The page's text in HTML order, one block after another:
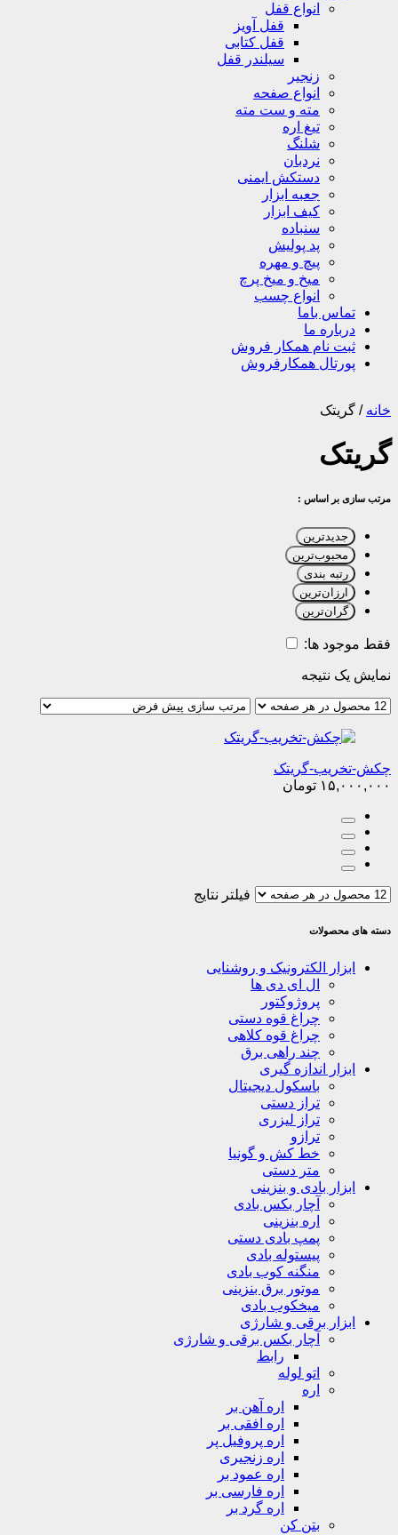
انواع قفل
قفل آویز
قفل کتابی
سیلندر قفل
زنجیر
انواع صفحه
مته و ست مته
تیغ اره
شلنگ
نردبان
دستکش ایمنی
جعبه ابزار
کیف ابزار
سنباده
پد پولیش
پیچ و مهره
میخ و میخ پرچ
انواع چسب
تماس باما
درباره ما
ثبت نام همکار فروش
پورتال همکارفروش
خانه / گریتک
گریتک
مرتب سازی بر اساس :
جدیدترین
محبوب‌ترین
رتبه بندی
ارزان‌ترین
گران‌ترین
فقط موجود ها:
نمایش یک نتیجه
چکش-تخریب-گریتک
۱۵,۰۰۰,۰۰۰ تومان
فیلتر نتایج
دسته های محصولات
ابزار الکترونیک و روشنایی
ال ای دی ها
پروژوکتور
چراغ قوه دستی
چراغ قوه کلاهی
چند راهی برق
ابزار اندازه گیری
باسکول دیجیتال
تراز دستی
تراز لیزری
ترازو
خط کش و گونیا
متر دستی
ابزار بادی و بنزینی
آچار بکس بادی
اره بنزینی
پمپ بادی دستی
پیستوله بادی
منگنه کوب بادی
موتور برق بنزینی
میخکوب بادی
ابزار برقی و شارژی
آچار بکس برقی و شارژی
رابط
اتو لوله
اره
اره آهن بر
اره افقی بر
اره پروفیل پر
اره زنجیری
اره عمود بر
اره فارسی بر
اره گرد بر
بتن کن